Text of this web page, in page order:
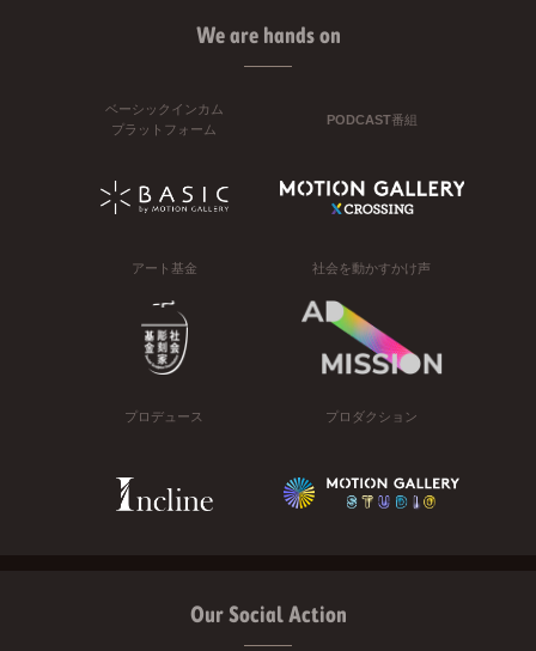
We are hands on
ベーシックインカム
プラットフォーム
PODCAST番組
アート基金 社会を動かすかけ声
プロデュース プロダクション
Our Social Action